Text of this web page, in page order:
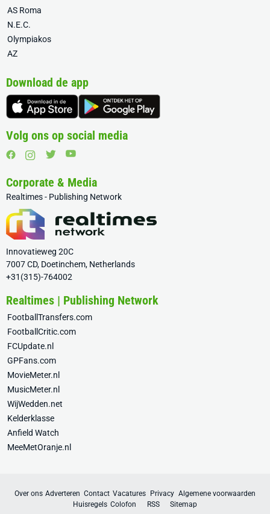
AS Roma
N.E.C.
Olympiakos
AZ
Download de app
Volg ons op social media
Corporate & Media
Realtimes - Publishing Network
Innovatieweg 20C
7007 CD, Doetinchem, Netherlands
+31(315)-764002
Realtimes | Publishing Network
FootballTransfers.com
FootballCritic.com
FCUpdate.nl
GPFans.com
MovieMeter.nl
MusicMeter.nl
WijWedden.net
Kelderklasse
Anfield Watch
MeeMetOranje.nl
Over ons Adverteren Contact Vacatures Privacy Algemene voorwaarden
Huisregels Colofon RSS Sitemap